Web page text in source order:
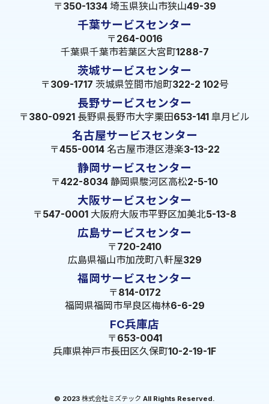
〒350-1334 埼玉県狭山市狭山49-39
千葉サービスセンター
〒264-0016
千葉県千葉市若葉区大宮町1288-7
茨城サービスセンター
〒309-1717 茨城県笠間市旭町322-2 102号
長野サービスセンター
〒380-0921 長野県長野市大字栗田653-141 皐月ビル
名古屋サービスセンター
〒455-0014 名古屋市港区港楽3-13-22
静岡サービスセンター
〒422-8034 静岡県駿河区高松2-5-10
大阪サービスセンター
〒547-0001 大阪府大阪市平野区加美北5-13-8
広島サービスセンター
〒720-2410
広島県福山市加茂町八軒屋329
福岡サービスセンター
〒814-0172
福岡県福岡市早良区梅林6-6-29
FC兵庫店
〒653-0041
兵庫県神戸市長田区久保町10-2-19-1F
© 2023 株式会社ミズテック All Rights Reserved.